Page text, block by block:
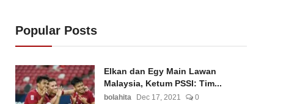
Popular Posts
Elkan dan Egy Main Lawan
Malaysia, Ketum PSSI: Tim...
bolahita Dec 17, 2021 0